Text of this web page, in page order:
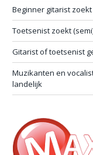
Beginner gitarist
Toetsenist zoekt
Gitarist of toetsenist
Muzikanten en
landelijk